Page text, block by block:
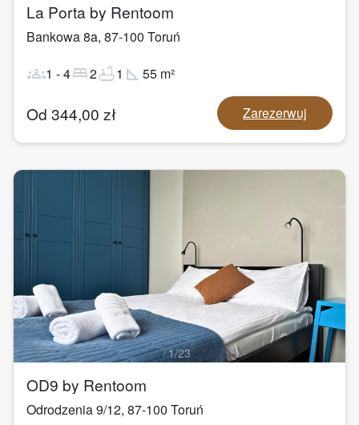
La Porta by Rentoom
Bankowa 8a, 87-100 Toruń
groups1 -4bed2bathtub1 square_foot 55 m²
Od 344,00 zł Zarezerwuj
1/23
OD9 by Rentoom
Odrodzenia 9/12, 87-100 Toruń